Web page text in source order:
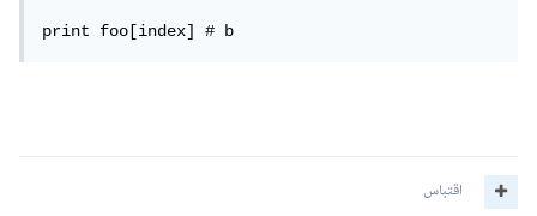
print foo[index] # b
اقتباس